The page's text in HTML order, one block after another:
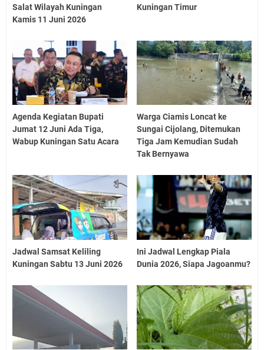
Salat Wilayah Kuningan
Kamis 11 Juni 2026
Kuningan Timur
Agenda Kegiatan Bupati
Jumat 12 Juni Ada Tiga,
Wabup Kuningan Satu Acara
Warga Ciamis Loncat ke
Sungai Cijolang, Ditemukan
Tiga Jam Kemudian Sudah
Tak Bernyawa
Jadwal Samsat Keliling
Kuningan Sabtu 13 Juni 2026
Ini Jadwal Lengkap Piala
Dunia 2026, Siapa Jagoanmu?